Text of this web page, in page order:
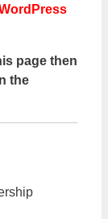
page then
the